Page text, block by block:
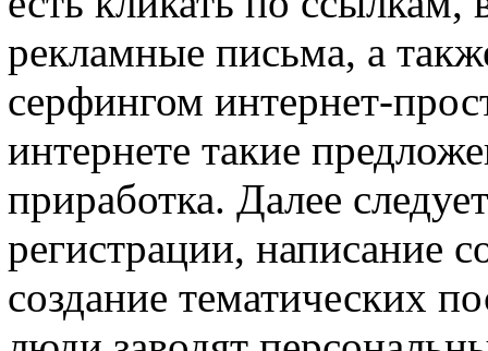
рекламные письма, а
серфингом интернет-
интернете такие
приработка. Далее
регистрации, написание
создание тематических